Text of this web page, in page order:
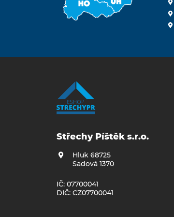
Střechy Píštěk s.r.o.
Hluk 68725
Sadová 1370
IČ: 07700041
DIČ: CZ07700041